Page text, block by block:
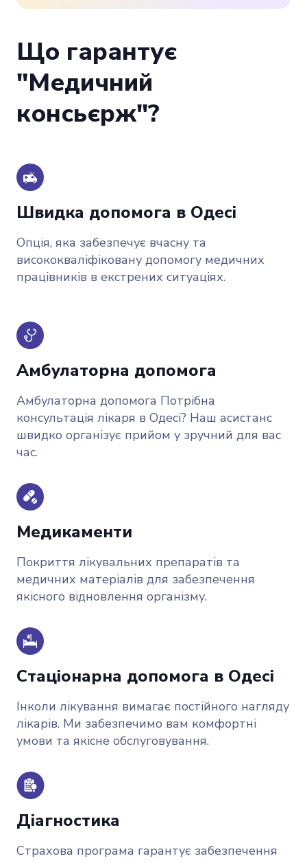
Що гарантує
"Медичний
консьєрж"?
Швидка допомога в Одесі
Опція, яка забезпечує вчасну та
висококваліфіковану допомогу медичних
працівників в екстрених ситуаціях.
Амбулаторна допомога
Амбулаторна допомога Потрібна
консультація лікаря в Одесі? Наш асистанс
швидко організує прийом у зручний для вас
час.
Медикаменти
Покриття лікувальних препаратів та
медичних матеріалів для забезпечення
якісного відновлення організму.
Стаціонарна допомога в Одесі
Інколи лікування вимагає постійного нагляду
лікарів. Ми забезпечимо вам комфортні
умови та якісне обслуговування.
Діагностика
Страхова програма гарантує забезпечення